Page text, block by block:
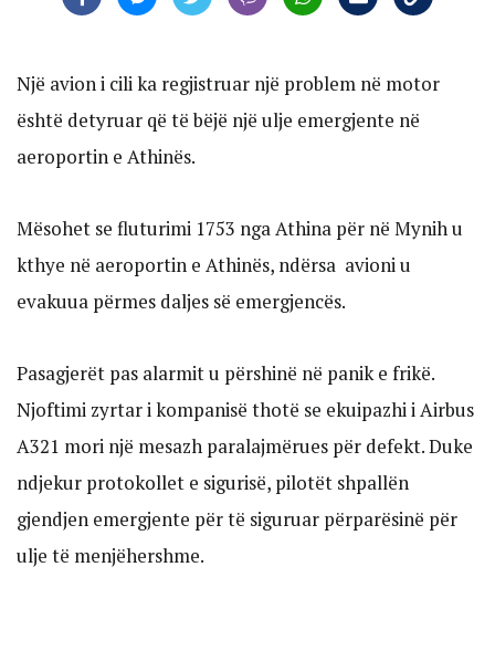
Një avion i cili ka regjistruar një problem në motor
është detyruar që të bëjë një ulje emergjente në
aeroportin e Athinës.
Mësohet se fluturimi 1753 nga Athina për në Mynih u
kthye në aeroportin e Athinës, ndërsa avioni u
evakuua përmes daljes së emergjencës.
Pasagjerët pas alarmit u përshinë në panik e frikë.
Njoftimi zyrtar i kompanisë thotë se ekuipazhi i Airbus
A321 mori një mesazh paralajmërues për defekt. Duke
ndjekur protokollet e sigurisë, pilotët shpallën
gjendjen emergjente për të siguruar përparësinë për
ulje të menjëhershme.